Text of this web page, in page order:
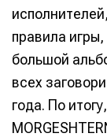
Информация
О проекте
Редакционная
Предложение
Информация
О проекте
Редакционная
Предложение
правила игры,
большой
всех
года. По